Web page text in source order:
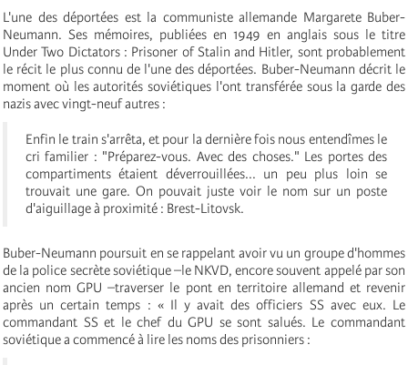
L'une des déportées est la communiste allemande Margarete Buber-
Neumann. Ses mémoires, publiées en 1949 en anglais sous le titre
Under Two Dictators : Prisoner of Stalin and Hitler, sont probablement
le récit le plus connu de l'une des déportées. Buber-Neumann décrit le
moment où les autorités soviétiques l'ont transférée sous la garde des
nazis avec vingt-neuf autres :
Enfin le train s'arrêta, et pour la dernière fois nous entendîmes le
cri familier : "Préparez-vous. Avec des choses." Les portes des
compartiments étaient déverrouillées... un peu plus loin se
trouvait une gare. On pouvait juste voir le nom sur un poste
d'aiguillage à proximité : Brest-Litovsk.
Buber-Neumann poursuit en se rappelant avoir vu un groupe d'hommes
de la police secrète soviétique –le NKVD, encore souvent appelé par son
ancien nom GPU –traverser le pont en territoire allemand et revenir
après un certain temps : « Il y avait des officiers SS avec eux. Le
commandant SS et le chef du GPU se sont salués. Le commandant
soviétique a commencé à lire les noms des prisonniers :